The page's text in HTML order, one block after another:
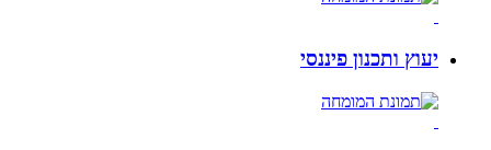
יעוץ ותכנון פיננסי